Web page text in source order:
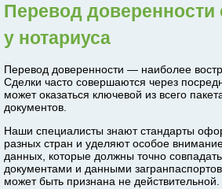
Перевод доверенности
у нотариуса
Перевод доверенности — наиболее
Сделки часто совершаются через
может оказаться ключевой из всего
документов.
Наши специалисты знают стандарты
разных стран и уделяют особое
данных, которые должны точно
документами и данными
может быть признана не действительной.